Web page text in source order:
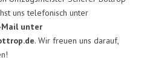
uns telefonisch unter
Mail unter
. Wir freuen uns darauf,